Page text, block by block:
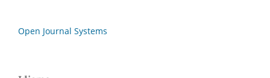
Open Journal Systems